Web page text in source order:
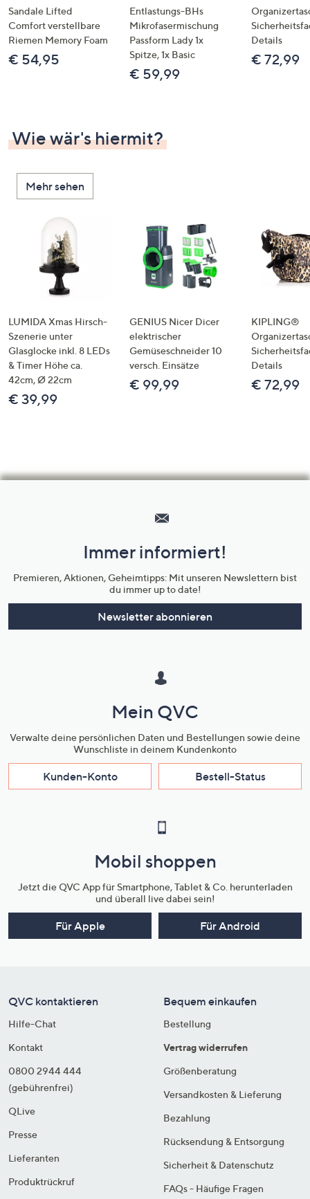
Sandale Lifted
Comfort verstellbare
Riemen Memory Foam
€ 54,95
Entlastungs-BHs
Mikrofasermischung
Passform Lady 1x
Spitze, 1x Basic
€ 59,99
Details
€ 72,99
Wie wär's hiermit?
Mehr sehen
LUMIDA Xmas Hirsch-
Szenerie unter
Glasglocke inkl. 8 LEDs
& Timer Höhe ca.
42cm, Ø 22cm
€ 39,99
GENIUS Nicer Dicer
elektrischer
Gemüseschneider 10
versch. Einsätze
€ 99,99
KIPLING®
Details
€ 72,99
Unternehmensinformationen
Immer informiert!
Premieren, Aktionen, Geheimtipps: Mit unseren Newslettern bist
du immer up to date!
Newsletter abonnieren
Mein QVC
Verwalte deine persönlichen Daten und Bestellungen sowie deine
Wunschliste in deinem Kundenkonto
Kunden-Konto Bestell-Status
Mobil shoppen
Jetzt die QVC App für Smartphone, Tablet & Co. herunterladen
und überall live dabei sein!
Für Apple Für Android
QVC kontaktieren
Hilfe-Chat
Kontakt
0800 2944 444
(gebührenfrei)
QLive
Presse
Lieferanten
Produktrückruf
Bequem einkaufen
Bestellung
Vertrag widerrufen
Größenberatung
Versandkosten & Lieferung
Bezahlung
Rücksendung & Entsorgung
Sicherheit & Datenschutz
FAQs - Häufige Fragen